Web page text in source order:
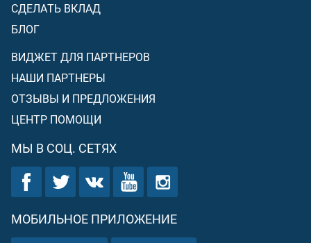
СДЕЛАТЬ ВКЛАД
БЛОГ
ВИДЖЕТ ДЛЯ ПАРТНЕРОВ
НАШИ ПАРТНЕРЫ
ОТЗЫВЫ И ПРЕДЛОЖЕНИЯ
ЦЕНТР ПОМОЩИ
МЫ В СОЦ. СЕТЯХ
МОБИЛЬНОЕ ПРИЛОЖЕНИЕ